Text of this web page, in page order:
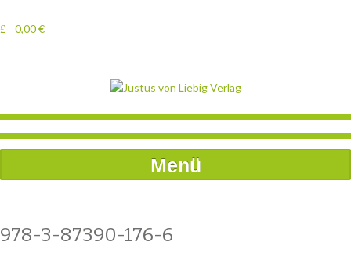
0,00€
Menü
978-3-87390-176-6